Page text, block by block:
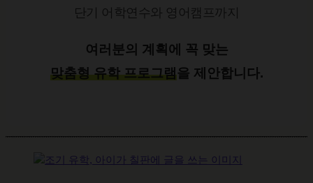
단기 어학연수와 영어캠프까지
여러분의 계획에 꼭 맞는
맞춤형 유학 프로그램을 제안합니다.